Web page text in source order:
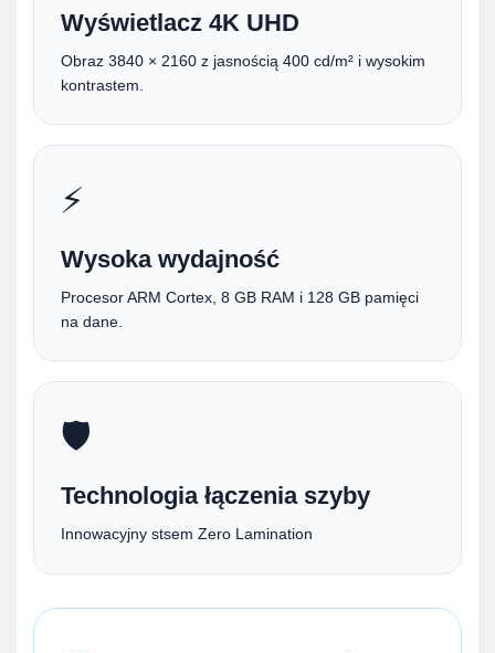
Wyświetlacz 4K UHD
Obraz 3840 × 2160 z jasnością 400 cd/m² i wysokim
kontrastem.
⚡
Wysoka wydajność
Procesor ARM Cortex, 8 GB RAM i 128 GB pamięci
na dane.
🛡️
Technologia łączenia szyby
Innowacyjny stsem Zero Lamination